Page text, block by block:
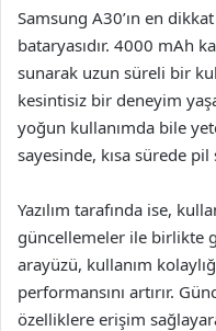
Samsung A30’ın en
bataryasıdır. 4000 mAh
sunarak uzun süreli bir
kesintisiz bir deneyim
yoğun kullanımda bile
sayesinde, kısa sürede
Yazılım tarafında ise,
güncellemeler ile birlikte
arayüzü, kullanım
performansını artırır.
özelliklere erişim